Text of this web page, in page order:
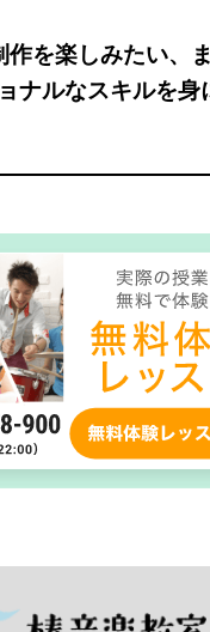
作を楽しみたい、
ナルなスキルを身